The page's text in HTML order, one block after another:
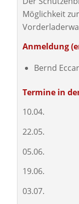
Möglichkeit
Anmeldung
Bernd
Termine in
10.04.
22.05.
05.06.
19.06.
03.07.